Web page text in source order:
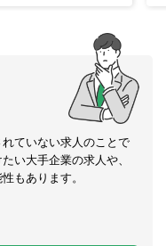
ていない求人のことで
い大手企業の求人や、
もあります。